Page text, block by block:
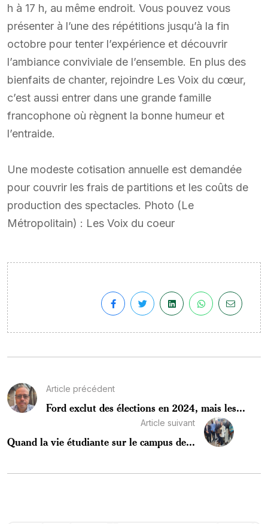
h à 17 h, au même endroit. Vous pouvez vous
présenter à l’une des répétitions jusqu’à la fin
octobre pour tenter l’expérience et découvrir
l’ambiance conviviale de l’ensemble. En plus des
bienfaits de chanter, rejoindre Les Voix du cœur,
c’est aussi entrer dans une grande famille
francophone où règnent la bonne humeur et
l’entraide.
Une modeste cotisation annuelle est demandée
pour couvrir les frais de partitions et les coûts de
production des spectacles. Photo (Le
Métropolitain) : Les Voix du coeur
Article précédent
Ford exclut des élections en 2024, mais les...
Article suivant
Quand la vie étudiante sur le campus de...